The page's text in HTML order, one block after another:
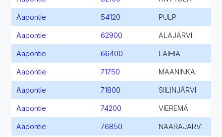
Aapontie 54120 PULP
Aapontie 62900 ALAJÄRVI
Aapontie 66400 LAIHIA
Aapontie 71750 MAANINKA
Aapontie 71800 SIILINJÄRVI
Aapontie 74200 VIEREMÄ
Aapontie 76850 NAARAJÄRVI